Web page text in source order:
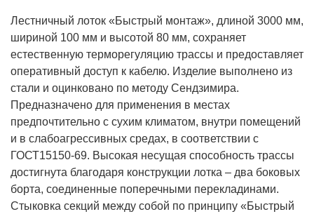
Лестничный лоток «Быстрый монтаж», длиной 3000 мм,
шириной 100 мм и высотой 80 мм, сохраняет
естественную терморегуляцию трассы и предоставляет
оперативный доступ к кабелю. Изделие выполнено из
стали и оцинковано по методу Сендзимира.
Предназначено для применения в местах
предпочтительно с сухим климатом, внутри помещений
и в слабоагрессивных средах, в соответствии с
ГОСТ15150-69. Высокая несущая способность трассы
достигнута благодаря конструкции лотка – два боковых
борта, соединенные поперечными перекладинами.
Стыковка секций между собой по принципу «Быстрый